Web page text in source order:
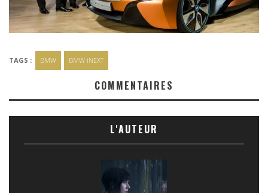
TAGS : BMW BMW iNEXT
COMMENTAIRES
L'AUTEUR